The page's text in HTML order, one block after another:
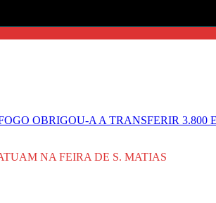
OBRIGOU-A A TRANSFERIR 3.800
NA FEIRA DE S. MATIAS